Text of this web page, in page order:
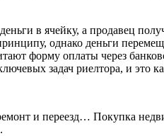
в ячейку, а продавец
однако деньги
форму оплаты через
задач риелтора, и это
и переезд… Покупка